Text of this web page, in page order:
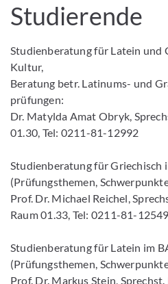
Studierende
Studienberatung für Latein und
Kultur,
Beratung betr. Latinums- und
prüfungen:
Dr. Matylda Amat Obryk,
01.30, Tel: 0211-81-12992
Studienberatung für Griechisch
(Prüfungsthemen,
Prof. Dr. Michael Reichel,
Raum 01.33, Tel: 0211-81-12549
Studienberatung für Latein im
(Prüfungsthemen,
Prof. Dr. Markus Stein, Sprechst.